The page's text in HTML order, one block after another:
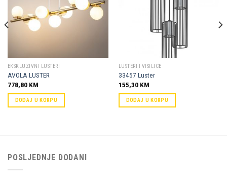
omiljene
EKSKLUZIVNI LUSTERI
AVOLA LUSTER
778,80 KM
DODAJ U KORPU
LUSTERI I VISILICE
33457 Luster
155,30 KM
DODAJ U KORPU
POSLJEDNJE DODANI